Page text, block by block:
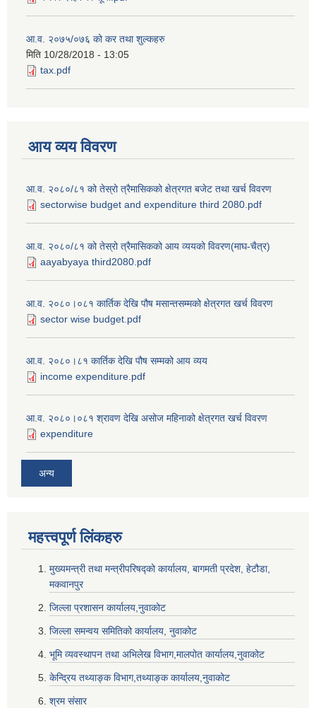
आ.व. २०७५/०७६ को कर तथा शुल्कहरु
मिति 10/28/2018 - 13:05
tax.pdf
आय व्यय विवरण
आ.व. २०८०/८१ को तेस्रो त्रैमासिकको क्षेत्रगत बजेट तथा खर्च विवरण
sectorwise budget and expenditure third 2080.pdf
आ.व. २०८०/८१ को तेस्रो त्रैमासिकको आय व्ययको विवरण(माघ-चैत्र)
aayabyaya third2080.pdf
आ.व. २०८०।०८१ कार्तिक देखि पौष मसान्तसम्मको क्षेत्रगत खर्च विवरण
sector wise budget.pdf
आ.व. २०८०।८१ कार्तिक देखि पौष सम्मको आय व्यय
income expenditure.pdf
आ.व. २०८०।०८१ श्रावण देखि असोज महिनाको क्षेत्रगत खर्च विवरण
expenditure
अन्य
महत्त्वपूर्ण लि‌ंकहरु
मुख्यमन्त्री तथा मन्त्रीपरिषद्को कार्यालय, बागमती प्रदेश, हेटौडा,
मकवानपुर
जिल्ला प्रशासन कार्यालय,नुवाकोट
जिल्ला समन्वय समितिको कार्यालय, नुवाकोट
भूमि व्यवस्थापन तथा अभिलेख विभाग,मालपोत कार्यालय,नुवाकोट
केन्द्रिय तथ्याङ्क विभाग,तथ्याङ्क कार्यालय,नुवाकोट
श्रम संसार